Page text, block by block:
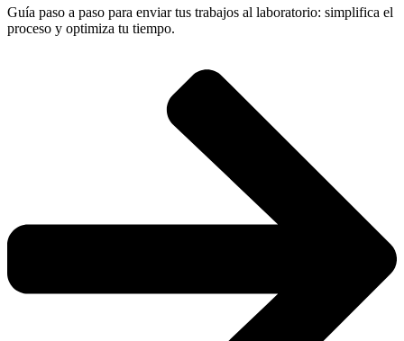
Guía paso a paso para enviar tus trabajos al laboratorio: simplifica el
proceso y optimiza tu tiempo.